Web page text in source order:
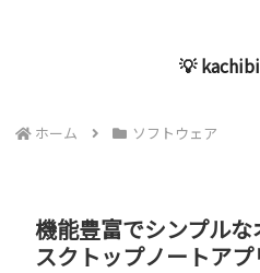
💡
ホーム ソフトウェア
機能豊富でシンプル
スクトップノートアプ